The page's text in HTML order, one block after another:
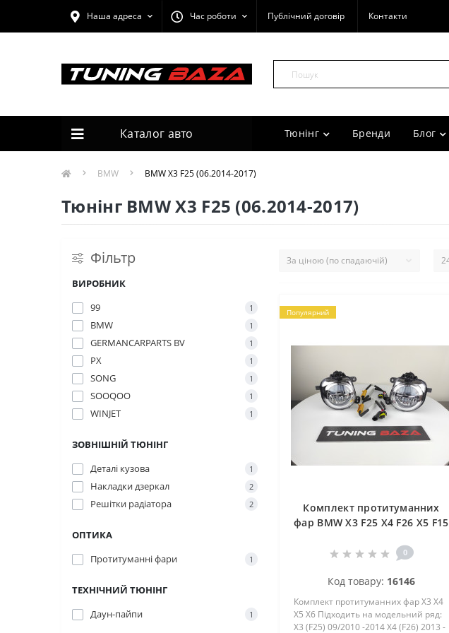
Наша адреса Час роботи Публічний договір Контакти
Каталог авто Тюнінг Бренди Блог
BMW BMW X3 F25 (06.2014-2017)
Тюнінг BMW X3 F25 (06.2014-2017)
Фільтр
ВИРОБНИК
99
1
BMW 1
GERMANCARPARTS BV 1
PX 1
SONG 1
SOOQOO 1
WINJET 1
ЗОВНІШНІЙ ТЮНІНГ
Деталі кузова
1
Накладки дзеркал 2
Решітки радіатора 2
ОПТИКА
Протитуманні фари
1
ТЕХНІЧНИЙ ТЮНІНГ
Даун-пайпи
1
Популярний
Комплект протитуманних
фар BMW X3 F25 X4 F26 X5 F15
0
Код товару: 16146
Комплект протитуманних фар X3 X4
X5 X6 Підходить на модельний ряд:
X3 (F25) 09/2010 -2014 X4 (F26) 2013 -